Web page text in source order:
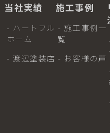
当社実績
- ハートフル
ホーム
- 渡辺塗装店
施工事例
- 施工事例一
覧
- お客様の声